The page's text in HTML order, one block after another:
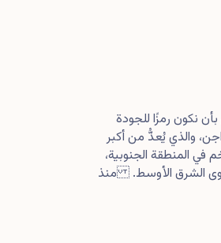
وإيمان قوي بأن نكون رمزًا للجودة
والذي يُعدُّ من أكبر
في المنطقة الجنوبية،
الشرق الأوسط. منذ